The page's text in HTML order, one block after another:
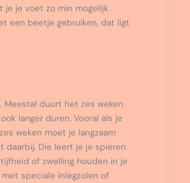
je je voet zo min mogelijk
een beetje gebruiken, dat ligt
duurt het zes weken
langer duren. Vooral als je
weken moet je langzaam
daarbij. Die leert je je spieren
of zwelling houden in je
speciale inlegzolen of